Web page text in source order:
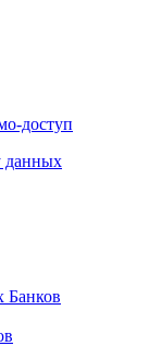
доступ
данных
Банков